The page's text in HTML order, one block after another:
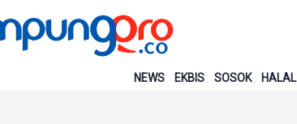
NEWS EKBIS SOSOK HALAL